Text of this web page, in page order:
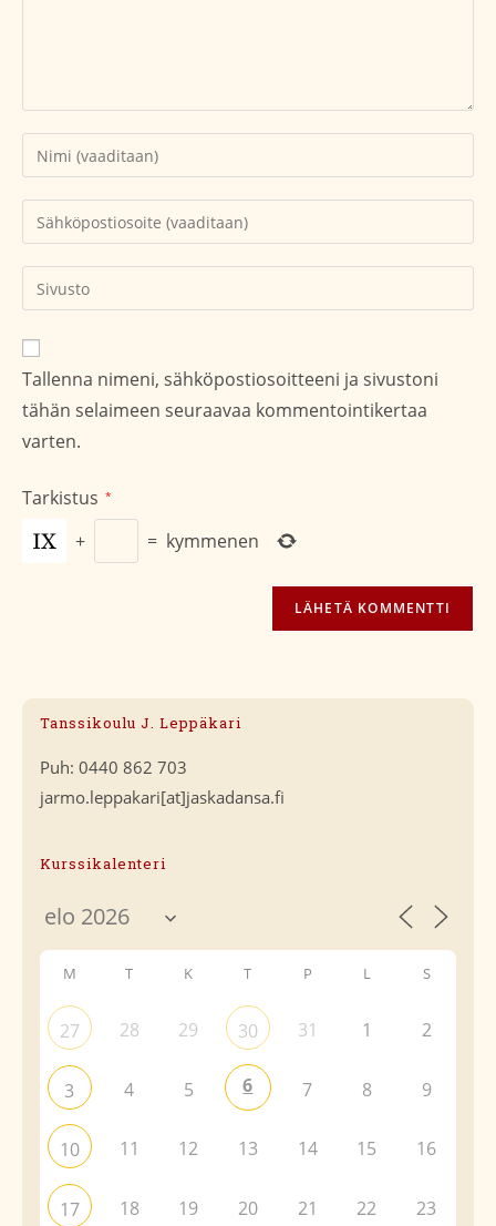
Kirjoita
nimesi
tai
käyttäjätunnuksesi
Kirjoita
sähköpostiosoitteesi
kommentoidaksesi
Kirjoita
sivustosi
verkko-
osoite/URL
(valinnainen)
Tallenna nimeni, sähköpostiosoitteeni ja sivustoni
tähän selaimeen seuraavaa kommentointikertaa
varten.
Tarkistus *
+ = kymmenen
Tanssikoulu J. Leppäkari
Puh: 0440 862 703
jarmo.leppakari[at]jaskadansa.fi
Kurssikalenteri
M T K T P L S
27 28 29 30 31 1 2
3 4 5 6 7 8 9
10 11 12 13 14 15 16
17 18 19 20 21 22 23